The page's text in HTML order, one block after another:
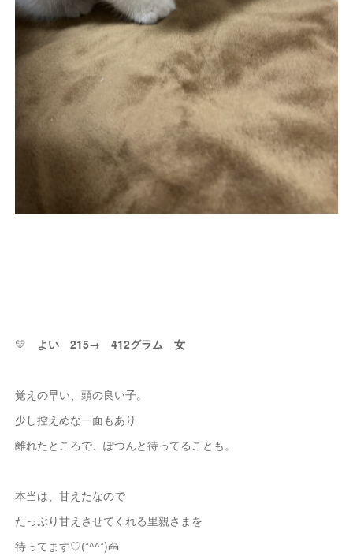
💛 よい 215→ 412グラム 女
覚えの早い、頭の良い子。
少し控えめな一面もあり
離れたところで、ぽつんと待ってることも。
本当は、甘えたなので
たっぷり甘えさせてくれる里親さまを
待ってます♡(*^^*)🍰